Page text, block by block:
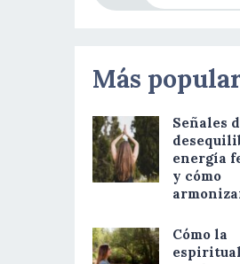
Más
Señales
energía
y cómo
Cómo la